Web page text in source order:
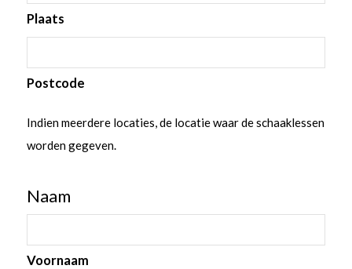
Plaats
Postcode
Indien meerdere locaties, de locatie waar de schaaklessen
worden gegeven.
Naam
Voornaam